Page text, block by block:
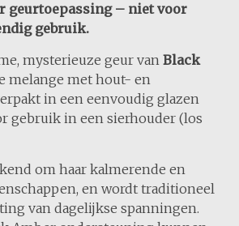
geurtoepassing – niet voor
gebruik.
mysterieuze geur van Black
melange met hout- en
in een eenvoudig glazen
gebruik in een sierhouder (los
om haar kalmerende en
en wordt traditioneel
van dagelijkse spanningen.